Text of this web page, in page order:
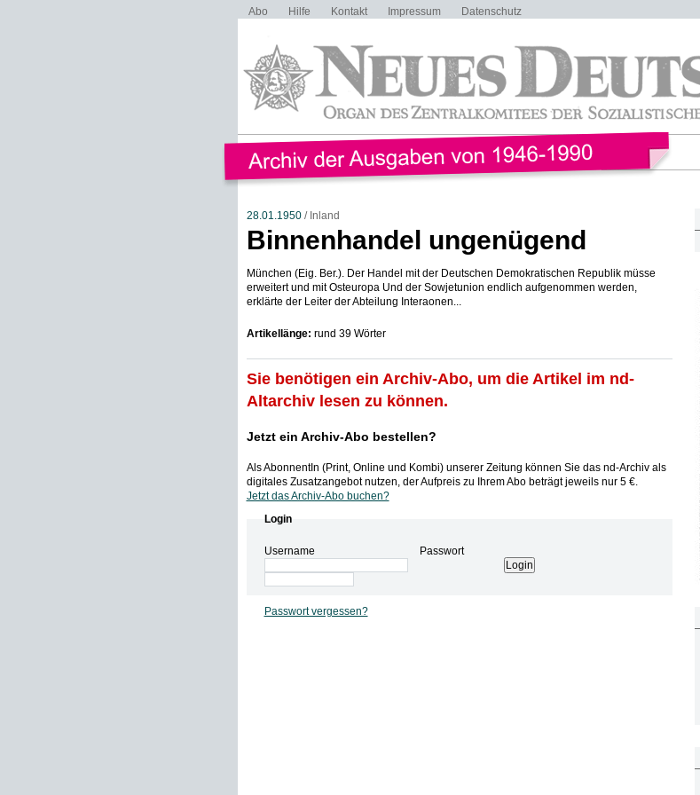
Abo Hilfe Kontakt Impressum Datenschutz
28.01.1950/ Inland
Binnenhandel ungenügend
München (Eig. Ber.). Der Handel mit der Deutschen Demokratischen Republik müsse
erweitert und mit Osteuropa Und der Sowjetunion endlich aufgenommen werden,
erklärte der Leiter der Abteilung Interaonen...
Artikellänge: rund 39 Wörter
Sie benötigen ein Archiv-Abo, um die Artikel im nd-
Altarchiv lesen zu können.
Jetzt ein Archiv-Abo bestellen?
Als AbonnentIn (Print, Online und Kombi) unserer Zeitung können Sie das nd-Archiv als
digitales Zusatzangebot nutzen, der Aufpreis zu Ihrem Abo beträgt jeweils nur 5 €.
Jetzt das Archiv-Abo buchen?
Login
Username Passwort
Passwort vergessen?